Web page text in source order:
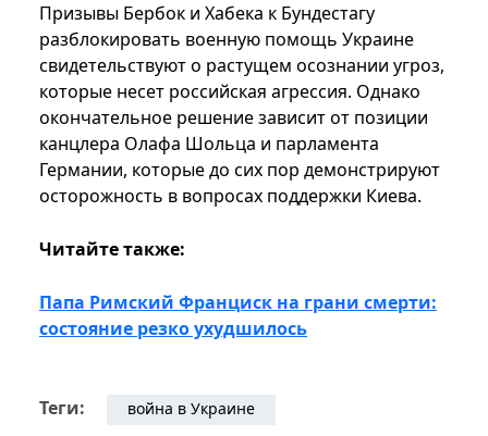
Призывы Бербок и Хабека к Бундестагу
разблокировать военную помощь Украине
свидетельствуют о растущем осознании угроз,
которые несет российская агрессия. Однако
окончательное решение зависит от позиции
канцлера Олафа Шольца и парламента
Германии, которые до сих пор демонстрируют
осторожность в вопросах поддержки Киева.
Читайте также:
Папа Римский Франциск на грани смерти:
состояние резко ухудшилось
Теги: война в Украине